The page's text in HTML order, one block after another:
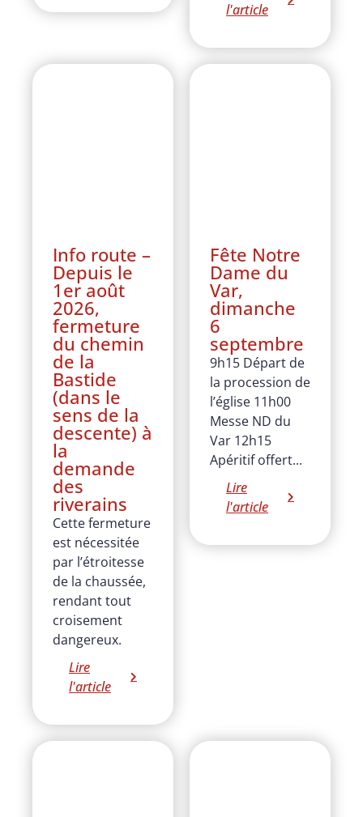
l'article
Info route –
Depuis le
1er août
2026,
fermeture
du chemin
de la
Bastide
(dans le
sens de la
descente) à
la
demande
des
riverains
Cette fermeture
est nécessitée
par l’étroitesse
de la chaussée,
rendant tout
croisement
dangereux.
Lire
l'article
Fête Notre
Dame du
Var,
dimanche
6
septembre
9h15 Départ de
la procession de
l’église 11h00
Messe ND du
Var 12h15
Apéritif offert...
Lire
l'article